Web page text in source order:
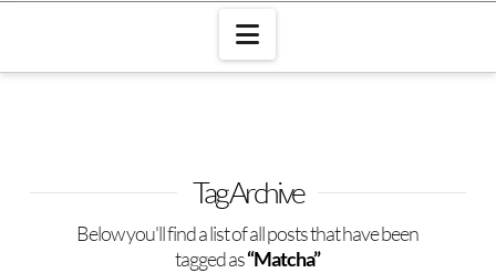
Navigation
Tag Archive
Below you'll find a list of all posts that have been
tagged as“Matcha”